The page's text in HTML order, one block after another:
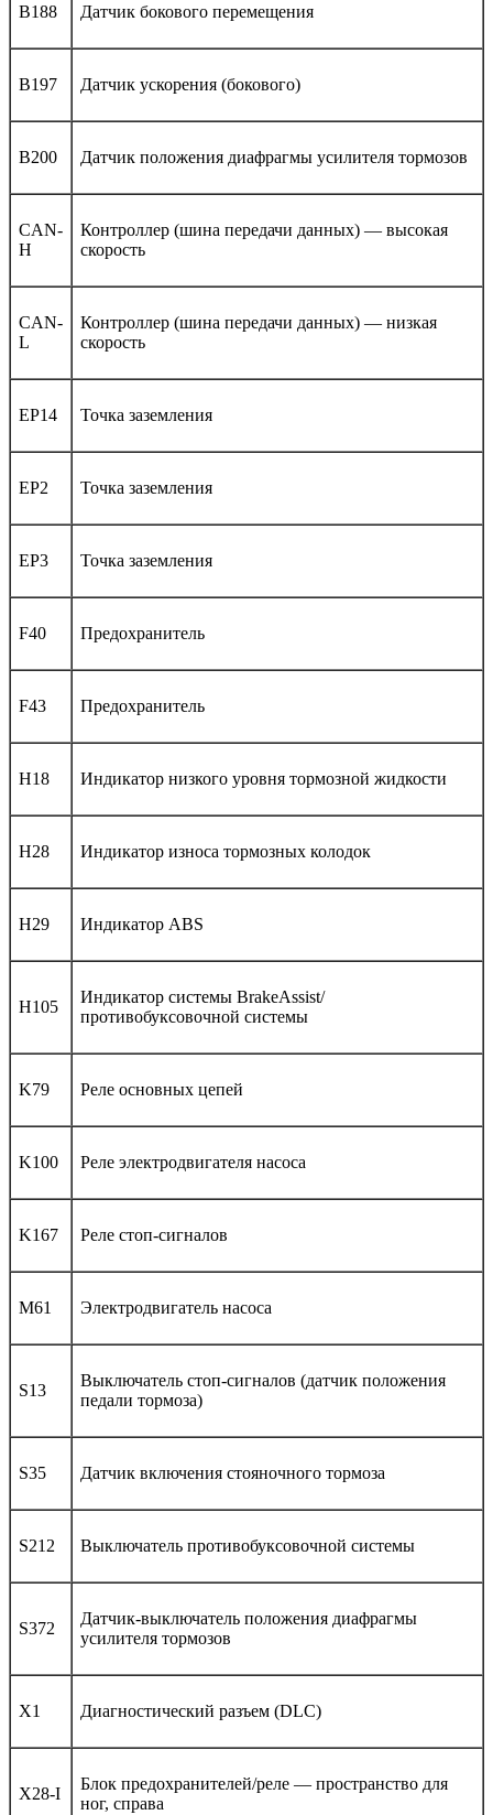
B188 Датчик бокового перемещения
B197 Датчик ускорения (бокового)
B200 Датчик положения диафрагмы усилителя тормозов
CAN-
H
Контроллер (шина передачи данных) — высокая
скорость
CAN-
L
Контроллер (шина передачи данных) — низкая
скорость
EP14 Точка заземления
EP2 Точка заземления
EP3 Точка заземления
F40 Предохранитель
F43 Предохранитель
H18 Индикатор низкого уровня тормозной жидкости
H28 Индикатор износа тормозных колодок
H29 Индикатор ABS
H105
Индикатор системы BrakeAssist/
противобуксовочной системы
K79 Реле основных цепей
K100 Реле электродвигателя насоса
K167 Реле стоп-сигналов
M61 Электродвигатель насоса
S13
Выключатель стоп-сигналов (датчик положения
педали тормоза)
S35 Датчик включения стояночного тормоза
S212 Выключатель противобуксовочной системы
S372
Датчик-выключатель положения диафрагмы
усилителя тормозов
X1 Диагностический разъем (DLC)
X28-I
Блок предохранителей/реле — пространство для
ног, справа